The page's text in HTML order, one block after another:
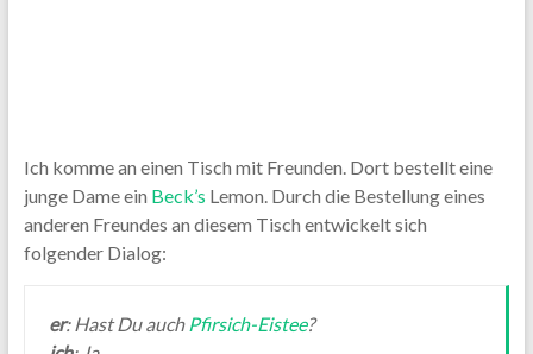
Ich komme an einen Tisch mit Freunden. Dort bestellt eine
junge Dame ein Beck’s Lemon. Durch die Bestellung eines
anderen Freundes an diesem Tisch entwickelt sich
folgender Dialog:
er: Hast Du auch Pfirsich-Eistee?